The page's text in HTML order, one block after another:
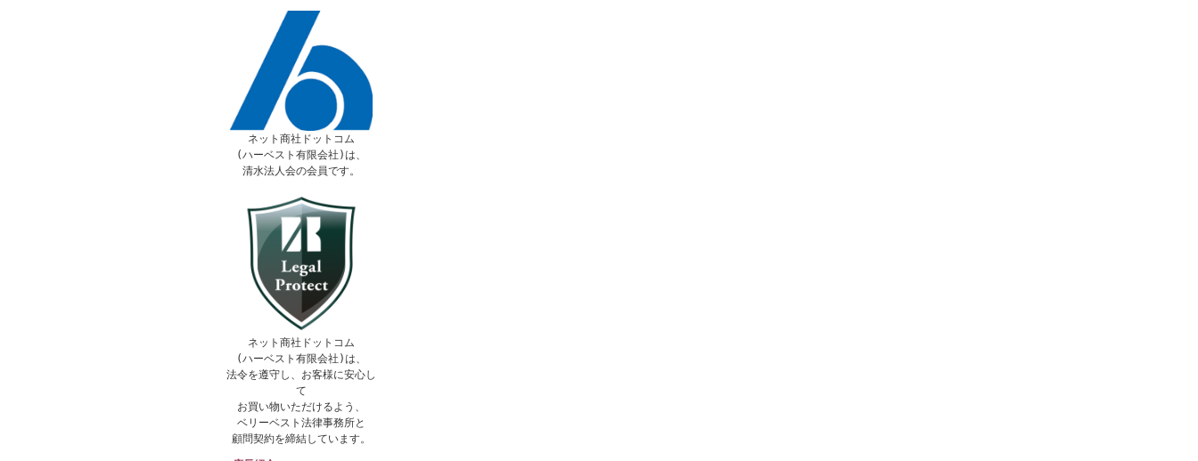
ネット商社ドットコム
(ハーベスト有限会社)は、
清水法人会の会員です。
ネット商社ドットコム
(ハーベスト有限会社)は、
法令を遵守し、お客様に安心し
て
お買い物いただけるよう、
ベリーベスト法律事務所と
顧問契約を締結しています。